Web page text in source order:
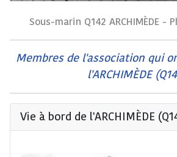
Sous-marin Q142 ARCHIMÈDE -
Membres de l'association qui
l'ARCHIMÈDE
Vie à bord de l'ARCHIMÈDE